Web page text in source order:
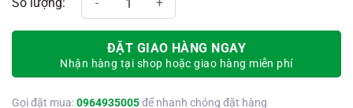
ĐẶT GIAO HÀNG NGAY
Nhận hàng tại shop hoặc giao hàng miễn phí
Gọi đặt mua:0964935005để nhanh chóng đặt hàng